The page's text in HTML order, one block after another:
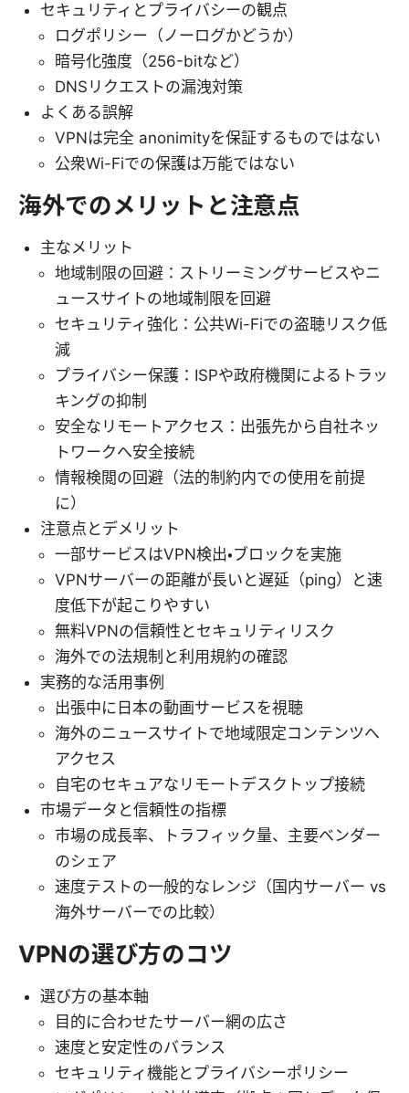
セキュリティとプライバシーの観点
ログポリシー（ノーログかどうか）
暗号化強度（256-bitなど）
DNSリクエストの漏洩対策
よくある誤解
VPNは完全 anonimityを保証するものではない
公衆Wi-Fiでの保護は万能ではない
海外でのメリットと注意点
主なメリット
地域制限の回避：ストリーミングサービスやニ
ュースサイトの地域制限を回避
セキュリティ強化：公共Wi-Fiでの盗聴リスク低
減
プライバシー保護：ISPや政府機関によるトラッ
キングの抑制
安全なリモートアクセス：出張先から自社ネッ
トワークへ安全接続
情報検閲の回避（法的制約内での使用を前提
に）
注意点とデメリット
一部サービスはVPN検出・ブロックを実施
VPNサーバーの距離が長いと遅延（ping）と速
度低下が起こりやすい
無料VPNの信頼性とセキュリティリスク
海外での法規制と利用規約の確認
実務的な活用事例
出張中に日本の動画サービスを視聴
海外のニュースサイトで地域限定コンテンツへ
アクセス
自宅のセキュアなリモートデスクトップ接続
市場データと信頼性の指標
市場の成長率、トラフィック量、主要ベンダー
のシェア
速度テストの一般的なレンジ（国内サーバー vs
海外サーバーでの比較）
VPNの選び方のコツ
選び方の基本軸
目的に合わせたサーバー網の広さ
速度と安定性のバランス
セキュリティ機能とプライバシーポリシー